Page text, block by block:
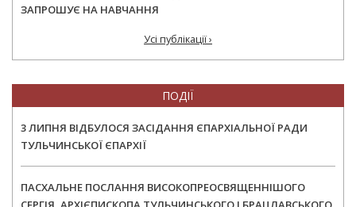
ЗАПРОШУЄ НА НАВЧАННЯ
Усі публікації ›
ПОДІЇ
3 ЛИПНЯ ВІДБУЛОСЯ ЗАСІДАННЯ ЄПАРХІАЛЬНОЇ РАДИ
ТУЛЬЧИНСЬКОЇ ЄПАРХІЇ
ПАСХАЛЬНЕ ПОСЛАННЯ ВИСОКОПРЕОСВЯЩЕННІШОГО